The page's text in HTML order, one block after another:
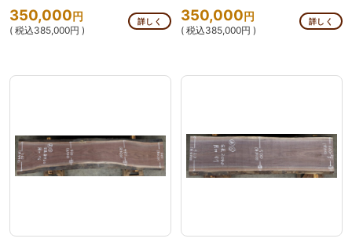
350,000円
( 税込385,000円 )
詳しく 350,000円
( 税込385,000円 )
詳しく